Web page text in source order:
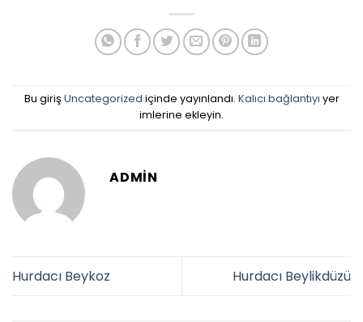
Bu giriş Uncategorized içinde yayınlandı. Kalıcı bağlantıyı yer
imlerine ekleyin.
ADMIN
Hurdacı Beykoz Hurdacı Beylikdüzü